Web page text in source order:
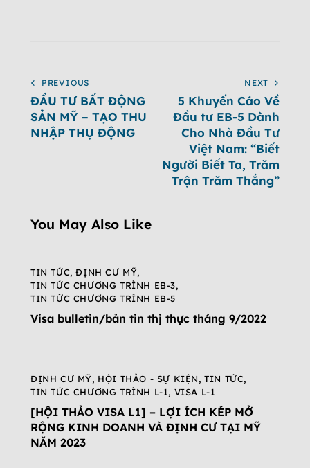
PREVIOUS
ĐẦU TƯ BẤT ĐỘNG
SẢN MỸ – TẠO THU
NHẬP THỤ ĐỘNG
NEXT
5 Khuyến Cáo Về
Đầu tư EB-5 Dành
Cho Nhà Đầu Tư
Việt Nam: “Biết
Người Biết Ta, Trăm
Trận Trăm Thắng”
You May Also Like
TIN TỨC,ĐỊNH CƯ MỸ,
TIN TỨC CHƯƠNG TRÌNH EB-3,
TIN TỨC CHƯƠNG TRÌNH EB-5
Visa bulletin/bản tin thị thực tháng 9/2022
ĐỊNH CƯ MỸ, HỘI THẢO - SỰ KIỆN,TIN TỨC,
TIN TỨC CHƯƠNG TRÌNH L-1, VISA L-1
[HỘI THẢO VISA L1] – LỢI ÍCH KÉP MỞ
RỘNG KINH DOANH VÀ ĐỊNH CƯ TẠI MỸ
NĂM 2023